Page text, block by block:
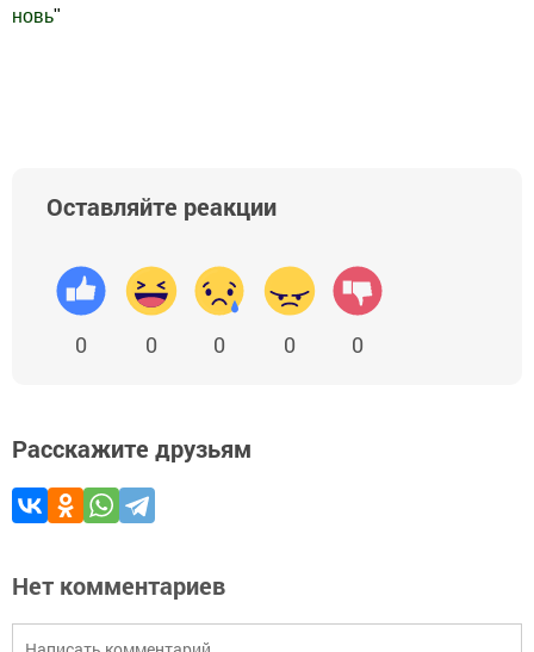
новь"
Оставляйте реакции
0 0 0 0 0
Расскажите друзьям
Нет комментариев